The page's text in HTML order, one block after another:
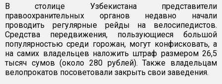
В столице Узбекистана представители
правоохранительных органов недавно начали
проводить регулярные рейды на велосипедистов.
Средства передвижения, пользующиеся большой
популярностью среди горожан, могут конфисковать, а
на самих владельцев наложить штраф размером 26,5
тысяч сумов (около 280 рублей). Также владельцам
велопрокатов посоветовали закрыть свои заведения.